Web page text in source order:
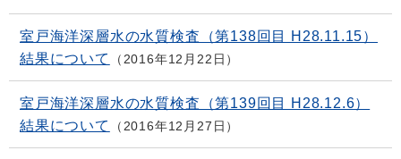
室戸海洋深層水の水質検査（第138回目 H28.11.15）
結果について
2016年12月22日
室戸海洋深層水の水質検査（第139回目 H28.12.6）
結果について
2016年12月27日